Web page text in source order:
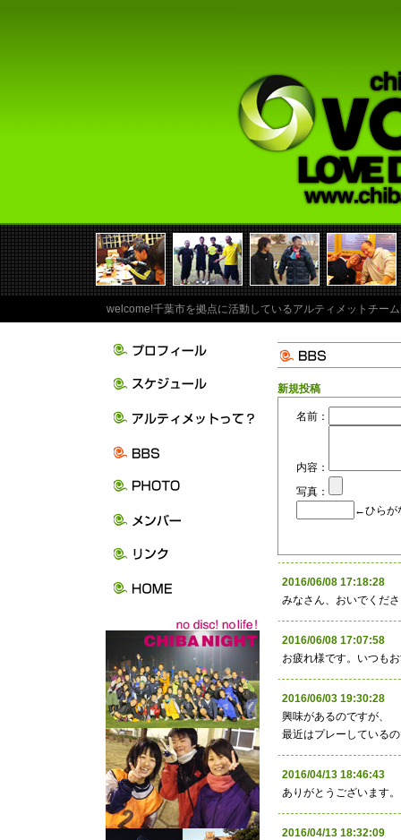
welcome!千葉市を拠点に活動しているアルティメットチー
新規投稿
名前：
内容：
写真：
←ひらが
2016/06/08 17:18:28
みなさん、おいでくだ
2016/06/08
お疲れ様です。いつも
2016/06/03
興味があるのですが、
最近はプレーしている
2016/04/13
ありがとうございます
2016/04/13 18:32:09